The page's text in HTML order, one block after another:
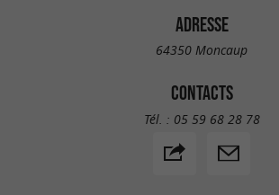
ADRESSE
64350 Moncaup
CONTACTS
Tél. : 05 59 68 28 78